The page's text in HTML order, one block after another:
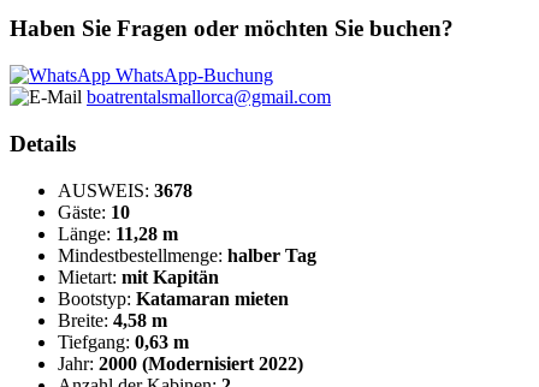
Haben Sie Fragen oder möchten Sie buchen?
WhatsApp-Buchung
boatrentalsmallorca@gmail.com
Details
AUSWEIS: 3678
Gäste: 10
Länge: 11,28 m
Mindestbestellmenge: halber Tag
Mietart: mit Kapitän
Bootstyp: Katamaran mieten
Breite: 4,58 m
Tiefgang: 0,63 m
Jahr: 2000 (Modernisiert 2022)